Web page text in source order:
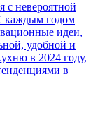
с невероятной
каждым годом
идеи,
удобной и
в 2024 году,
в